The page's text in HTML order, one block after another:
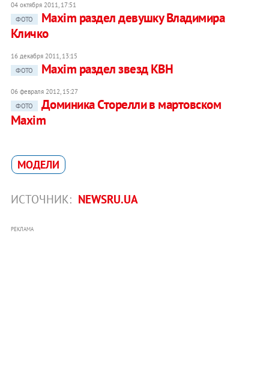
04 октября 2011, 17:51
ФОТО
Maxim раздел девушку Владимира
Кличко
16 декабря 2011, 13:15
ФОТО
Maxim раздел звезд КВН
06 февраля 2012, 15:27
ФОТО
Доминика Сторелли в мартовском
Maxim
МОДЕЛИ
ИСТОЧНИК: NEWSRU.UA
РЕКЛАМА